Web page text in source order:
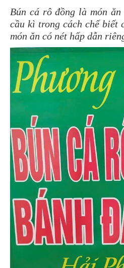
Bún cá rô đồng là món
cầu kì trong cách chế biết
món ăn có nét hấp dẫn